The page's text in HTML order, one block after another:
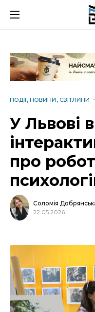
ПОДІЇ НОВИНИ СВІТЛИНИ
У Львові
про
Соломія
22.05.2026